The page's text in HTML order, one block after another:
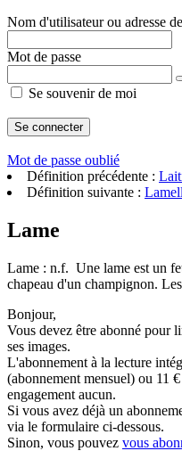
Nom d'utilisateur ou adresse
Mot de passe
Se souvenir de moi
Mot de passe oublié
Définition précédente :
Définition suivante :
Lame
Lame : n.f. Une lame est un
chapeau d'un champignon.
Bonjour,
Vous devez être abonné pour
ses images.
L'abonnement à la lecture
(abonnement mensuel) ou 11
engagement aucun.
Si vous avez déjà un
via le formulaire ci-dessous.
Sinon, vous pouvez vous